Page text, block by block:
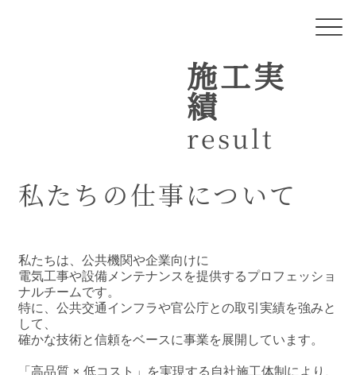
施工実
績
result
私たちの仕事について
私たちは、公共機関や企業向けに
電気工事や設備メンテナンスを提供するプロフェッショ
ナルチームです。
特に、公共交通インフラや官公庁との取引実績を強みと
して、
確かな技術と信頼をベースに事業を展開しています。
「高品質 × 低コスト」を実現する自社施工体制により、